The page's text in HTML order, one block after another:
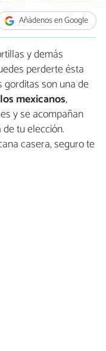
Añádenos en Google
y demás
perderte ésta
gorditas son una de
mexicanos,
y se acompañan
tu elección.
casera, seguro te